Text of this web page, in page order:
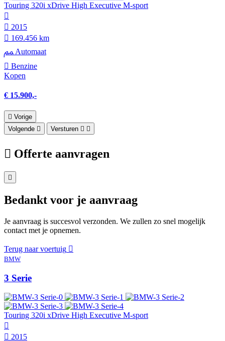
Touring 320i xDrive High Executive M-sport
2015
169.456 km
Automaat
Benzine
Kopen
€ 15.900,-
Vorige
Volgende
Versturen
Offerte aanvragen
Bedankt voor je aanvraag
Je aanvraag is succesvol verzonden. We zullen zo snel mogelijk
contact met je opnemen.
Terug naar voertuig
BMW
3 Serie
Touring 320i xDrive High Executive M-sport
2015